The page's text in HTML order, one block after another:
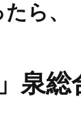
ら、
」泉総